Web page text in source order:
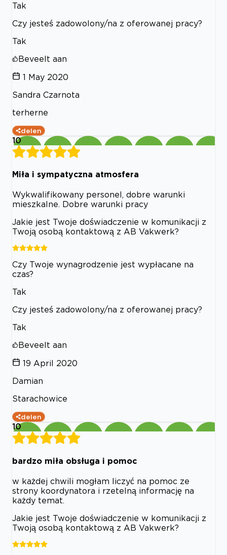
Tak
Czy jesteś zadowolony/na z oferowanej pracy?
Tak
Beveelt aan
1 May 2020
Sandra Czarnota
terherne
delen
10
Miła i sympatyczna atmosfera
Wykwalifikowany personel, dobre warunki
mieszkalne. Dobre warunki pracy
Jakie jest Twoje doświadczenie w komunikacji z
Twoją osobą kontaktową z AB Vakwerk?
Czy Twoje wynagrodzenie jest wypłacane na
czas?
Tak
Czy jesteś zadowolony/na z oferowanej pracy?
Tak
Beveelt aan
19 April 2020
Damian
Starachowice
delen
10
bardzo miła obsługa i pomoc
w każdej chwili mogłam liczyć na pomoc ze
strony koordynatora i rzetelną informację na
każdy temat.
Jakie jest Twoje doświadczenie w komunikacji z
Twoją osobą kontaktową z AB Vakwerk?